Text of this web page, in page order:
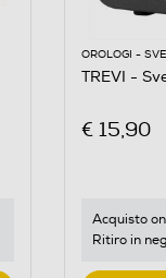
OROLOGI -
TREVI -
€ 15,90
Acquisto
Ritiro in